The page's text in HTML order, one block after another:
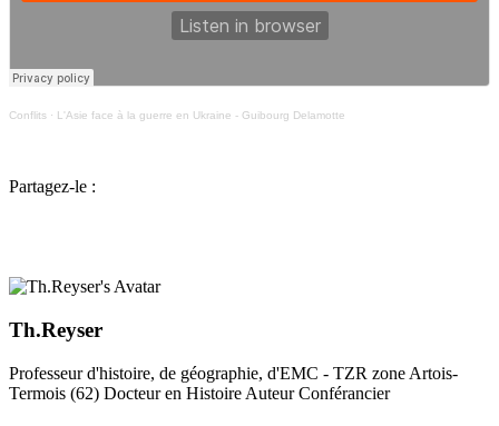
Conflits · L'Asie face à la guerre en Ukraine - Guibourg Delamotte
Partagez-le :
Th.Reyser
Professeur d'histoire, de géographie, d'EMC - TZR zone Artois-
Termois (62) Docteur en Histoire Auteur Conférancier